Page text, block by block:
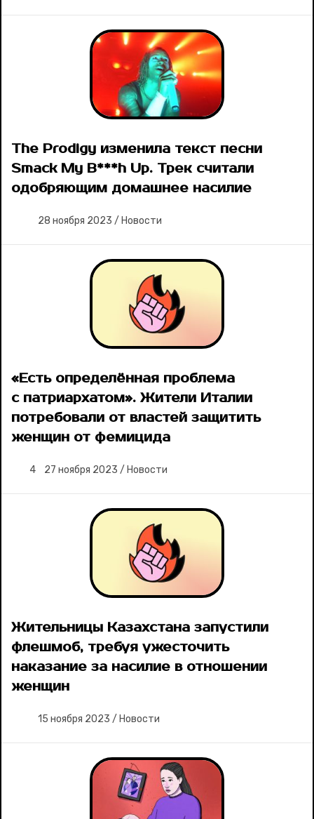
The Prodigy изменила текст песни
Smack My B***h Up. Трек считали
одобряющим домашнее насилие
28 ноября 2023 / Новости
«Есть определённая проблема
с патриархатом». Жители Италии
потребовали от властей защитить
женщин от фемицида
4 27 ноября 2023 / Новости
Жительницы Казахстана запустили
флешмоб, требуя ужесточить
наказание за насилие в отношении
женщин
15 ноября 2023 / Новости